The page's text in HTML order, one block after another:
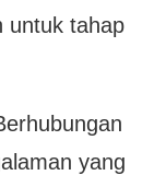
untuk tahap
yang